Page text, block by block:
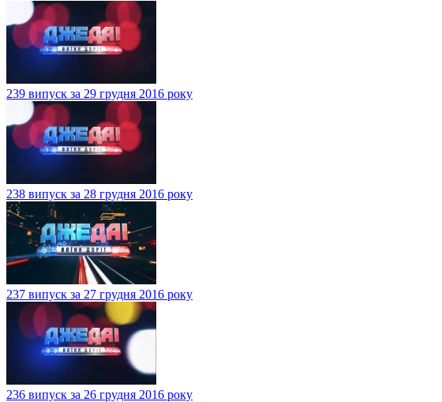
239 випуск за 29 грудня 2016 року
238 випуск за 28 грудня 2016 року
237 випуск за 27 грудня 2016 року
236 випуск за 26 грудня 2016 року